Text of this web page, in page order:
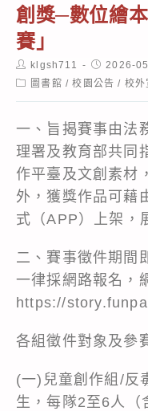
創獎─數位繪
賽」
Post
author:
klgsh711
Post
published:
2026-
Post圖書館 / 校園公告 / 校外
一、旨揭賽事由法
理署及教育部共同
作平臺及文創素材
外，獲獎作品可藉
式（APP）上架，
二、賽事徵件期間
一律採網路報名，
https://
各組徵件對象及參
(一)兒童創作組/反
生，每隊2至6人（